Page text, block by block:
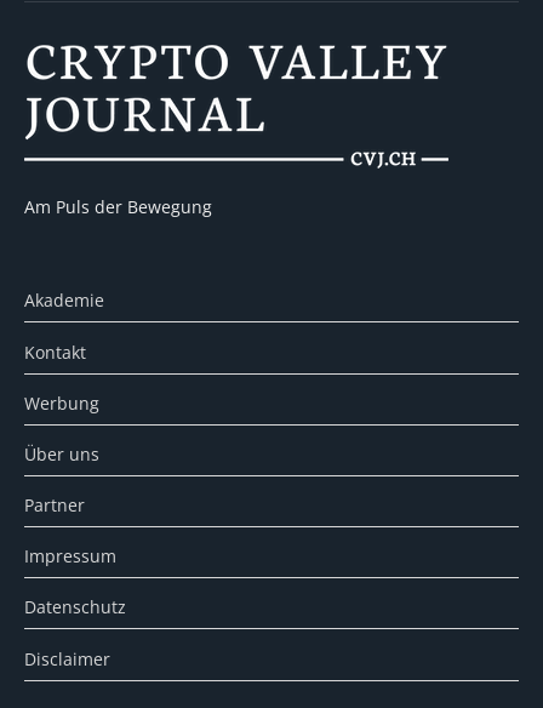
Am Puls der Bewegung
Akademie
Kontakt
Werbung
Über uns
Partner
Impressum
Datenschutz
Disclaimer